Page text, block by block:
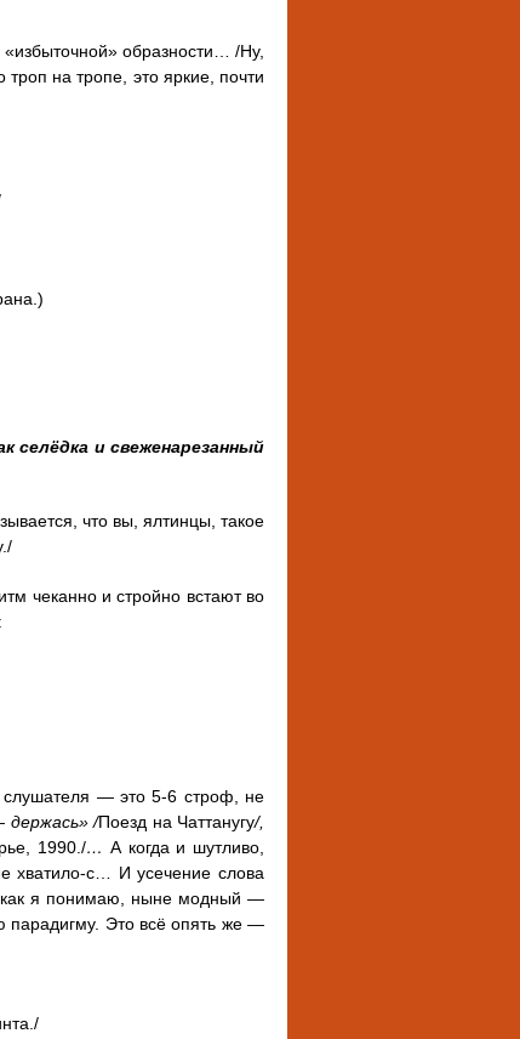
образности… /Ну,
на тропе, это яркие, почти
селёдка и свеженарезанный
что вы, ялтинцы, такое
чеканно и стройно встают во
— это 5-6 строф, не
/Поезд на Чаттанугу/,
1990./… А когда и шутливо,
хватило-с… И усечение слова
как я понимаю, ныне модный —
парадигму. Это всё опять же —